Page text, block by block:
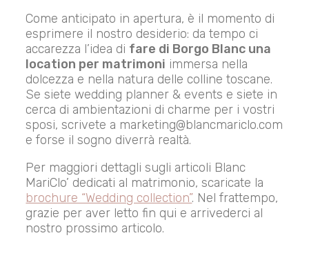
Come anticipato in apertura, è il momento di
esprimere il nostro desiderio: da tempo ci
accarezza l’idea di fare di Borgo Blanc una
location per matrimoni immersa nella
dolcezza e nella natura delle colline toscane.
Se siete wedding planner & events e siete in
cerca di ambientazioni di charme per i vostri
sposi, scrivete a marketing@blancmariclo.com
e forse il sogno diverrà realtà.
Per maggiori dettagli sugli articoli Blanc
MariClo’ dedicati al matrimonio, scaricate la
brochure “Wedding collection”. Nel frattempo,
grazie per aver letto fin qui e arrivederci al
nostro prossimo articolo.